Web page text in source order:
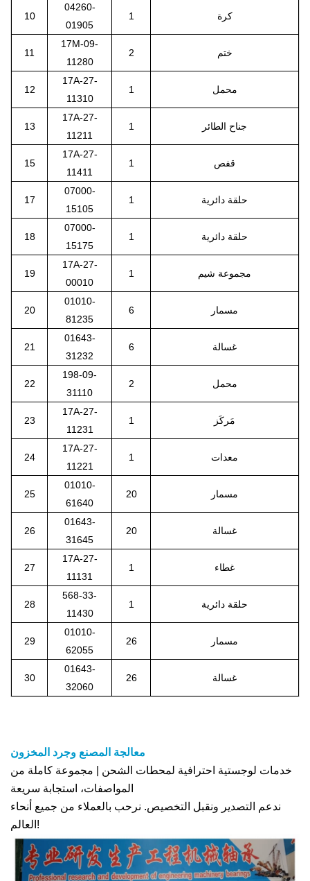
10
04260-
01905
1 كرة
11
17M-09-
11280
2 ختم
12
17A-27-
11310
1 محمل
13
17A-27-
11211
1 جناح الطائر
15
17A-27-
11411
1 قفص
17
07000-
15105
1 حلقة دائرية
18
07000-
15175
1 حلقة دائرية
19
17A-27-
00010
1 مجموعة شيم
20
01010-
81235
6 مسمار
21
01643-
31232
6 غسالة
22
198-09-
31110
2 محمل
23
17A-27-
11231
1 مَركَز
24
17A-27-
11221
1 معدات
25
01010-
61640
20 مسمار
26
01643-
31645
20 غسالة
27
17A-27-
11131
1 غطاء
28
568-33-
11430
1 حلقة دائرية
29
01010-
62055
26 مسمار
30
01643-
32060
26 غسالة
معالجة المصنع وجرد المخزون
خدمات لوجستية احترافية لمحطات الشحن | مجموعة كاملة من
المواصفات، استجابة سريعة
ندعم التصدير ونقبل التخصيص. نرحب بالعملاء من جميع أنحاء
العالم!